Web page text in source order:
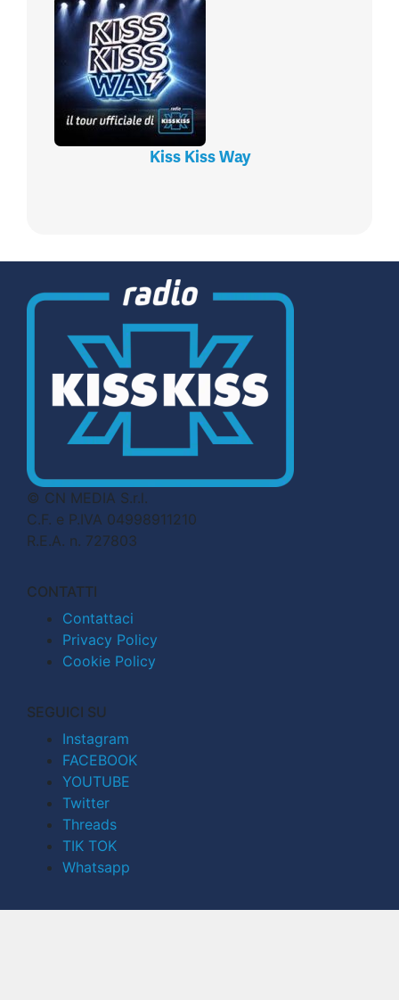
Kiss Kiss Way
© CN MEDIA S.r.l.
C.F. e P.IVA 04998911210
R.E.A. n. 727803
CONTATTI
Contattaci
Privacy Policy
Cookie Policy
SEGUICI SU
Instagram
FACEBOOK
YOUTUBE
Twitter
Threads
TIK TOK
Whatsapp